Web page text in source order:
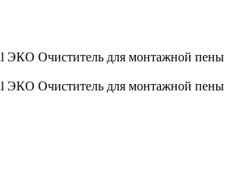
ЭКО Очиститель для монтажной пены
ЭКО Очиститель для монтажной пены